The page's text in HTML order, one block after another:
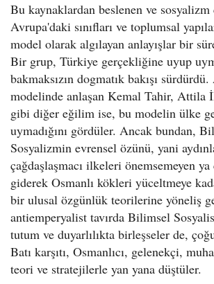
Bu kaynaklardan beslenen ve sosyalizm
Avrupa'daki sınıfları ve toplumsal
model olarak algılayan anlayışlar bir
Bir grup, Türkiye gerçekliğine uyup
bakmaksızın dogmatık bakışı
modelinde anlaşan Kemal Tahir, Attila
gibi diğer eğilim ise, bu modelin ülke
uymadığını gördüler. Ancak bundan,
Sosyalizmin evrensel özünü, yani
çağdaşlaşmacı ilkeleri önemsemeyen
giderek Osmanlı kökleri yüceltmeye
bir ulusal özgünlük teorilerine yöneliş
antiemperyalist tavırda Bilimsel
tutum ve duyarlılıkta birleşseler de,
Batı karşıtı, Osmanlıcı, gelenekçi,
teori ve stratejilerle yan yana düştüler.